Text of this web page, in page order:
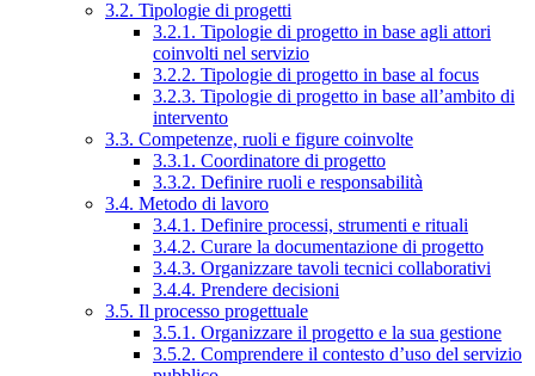
3.2. Tipologie di progetti
3.2.1. Tipologie di progetto in base agli attori
coinvolti nel servizio
3.2.2. Tipologie di progetto in base al focus
3.2.3. Tipologie di progetto in base all’ambito di
intervento
3.3. Competenze, ruoli e figure coinvolte
3.3.1. Coordinatore di progetto
3.3.2. Definire ruoli e responsabilità
3.4. Metodo di lavoro
3.4.1. Definire processi, strumenti e rituali
3.4.2. Curare la documentazione di progetto
3.4.3. Organizzare tavoli tecnici collaborativi
3.4.4. Prendere decisioni
3.5. Il processo progettuale
3.5.1. Organizzare il progetto e la sua gestione
3.5.2. Comprendere il contesto d’uso del servizio